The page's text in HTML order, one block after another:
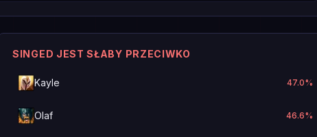
SINGED JEST SŁABY PRZECIWKO
Kayle 47.0%
Olaf 46.6%